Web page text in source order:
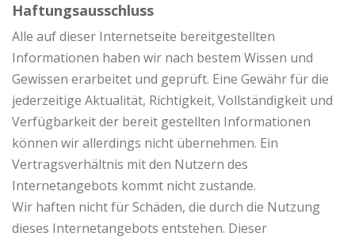
Haftungsausschluss
Alle auf dieser Internetseite bereitgestellten
Informationen haben wir nach bestem Wissen und
Gewissen erarbeitet und geprüft. Eine Gewähr für die
jederzeitige Aktualität, Richtigkeit, Vollständigkeit und
Verfügbarkeit der bereit gestellten Informationen
können wir allerdings nicht übernehmen. Ein
Vertragsverhältnis mit den Nutzern des
Internetangebots kommt nicht zustande.
Wir haften nicht für Schäden, die durch die Nutzung
dieses Internetangebots entstehen. Dieser